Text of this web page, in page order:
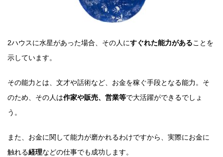
2ハウスに水星があった場合、その人にすぐれた能力があることを
示しています。
その能力とは、文才や話術など、お金を稼ぐ手段となる能力。そ
のため、その人は作家や販売、営業等で大活躍ができるでしょ
う。
また、お金に関して能力が磨かれるわけですから、実際にお金に
触れる経理などの仕事でも成功します。